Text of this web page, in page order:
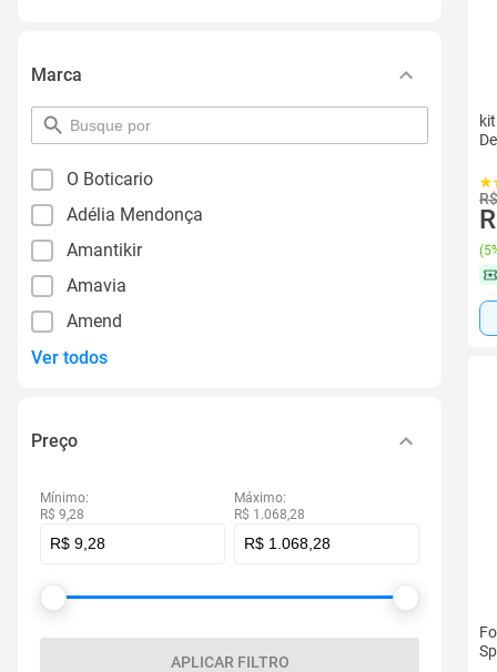
Marca
pesquisar
por
O Boticario
Adélia Mendonça
Amantikir
Amavia
Amend
Ver todos
Preço
Mínimo:
R$ 9,28
Máximo:
R$ 1.068,28
APLICAR FILTRO
(